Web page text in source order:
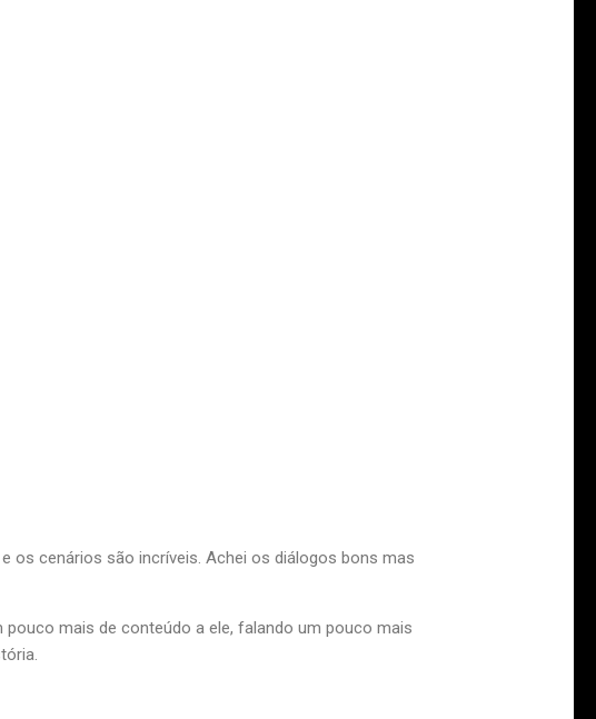
os cenários são incríveis. Achei os diálogos bons mas
mais de conteúdo a ele, falando um pouco mais